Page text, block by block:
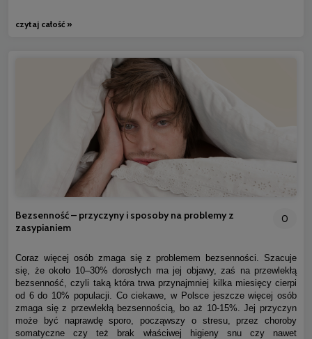
czytaj całość »
Bezsenność – przyczyny i sposoby na problemy z
zasypianiem
0
Coraz więcej osób zmaga się z problemem bezsenności. Szacuje
się, że około 10–30% dorosłych ma jej objawy, zaś na przewlekłą
bezsenność, czyli taką która trwa przynajmniej kilka miesięcy cierpi
od 6 do 10% populacji. Co ciekawe, w Polsce jeszcze więcej osób
zmaga się z przewlekłą bezsennością, bo aż 10-15%. Jej przyczyn
może być naprawdę sporo, począwszy o stresu, przez choroby
somatyczne czy też brak właściwej higieny snu czy nawet